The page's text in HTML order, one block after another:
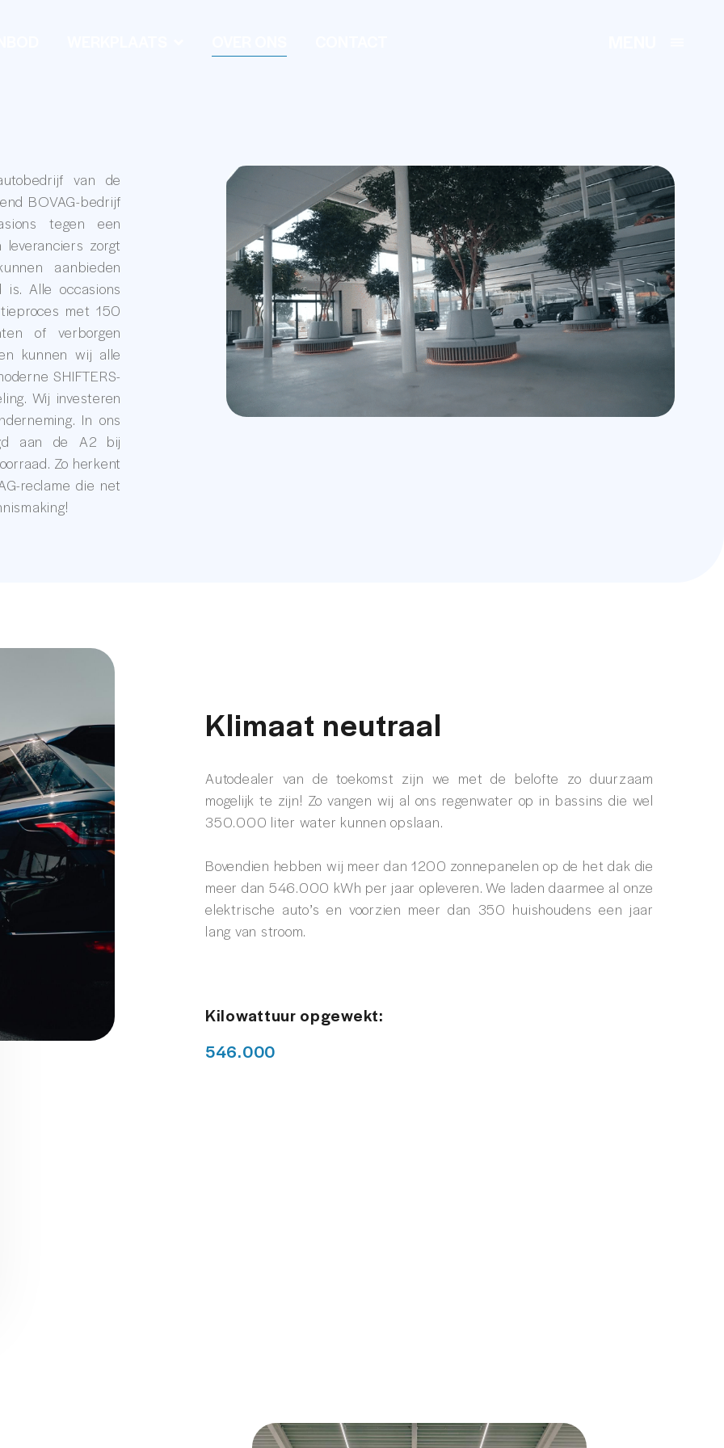
van de
BOVAG-bedrijf
tegen een
zorgt
aanbieden
Alle occasions
met 150
of verborgen
kunnen wij alle
SHIFTERS-
Wij investeren
In ons
aan de A2 bij
Zo herkent
reclame die net
Klimaat neutraal
Autodealer van de toekomst zijn we met de belofte zo duurzaam
mogelijk te zijn! Zo vangen wij al ons regenwater op in bassins die wel
350.000 liter water kunnen opslaan.
Bovendien hebben wij meer dan 1200 zonnepanelen op de het dak die
meer dan 546.000 kWh per jaar opleveren. We laden daarmee al onze
elektrische auto’s en voorzien meer dan 350 huishoudens een jaar
lang van stroom.
Kilowattuur opgewekt:
546.000